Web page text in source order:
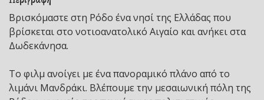
Βρισκόμαστε στη Ρόδο ένα νησί της Ελλάδας που
βρίσκεται στο νοτιοανατολικό Αιγαίο και ανήκει στα
Δωδεκάνησα.
Το φιλμ ανοίγει με ένα πανοραμικό πλάνο από το
λιμάνι Μανδράκι. Βλέπουμε την μεσαιωνική πόλη της